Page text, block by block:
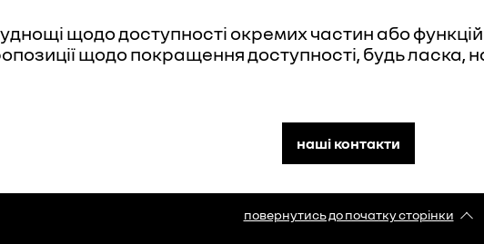
щодо доступності окремих частин або
щодо покращення доступності, будь ласка,
наші контакти
повернутись до початку сторінки